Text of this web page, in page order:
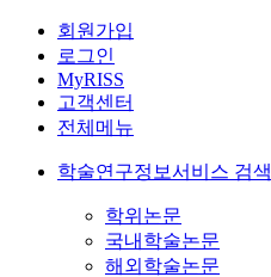
회원가입
로그인
MyRISS
고객센터
전체메뉴
학술연구정보서비스 검색
학위논문
국내학술논문
해외학술논문